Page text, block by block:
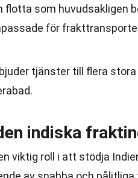
flotta som huvudsakligen
för
tjänster till flera
indiska
viktig roll i att stödja